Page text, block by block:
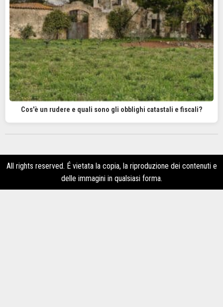
Cos'è un rudere e quali sono gli obblighi catastali e fiscali?
All rights reserved. É vietata la copia, la riproduzione dei contenuti e
delle immagini in qualsiasi forma.